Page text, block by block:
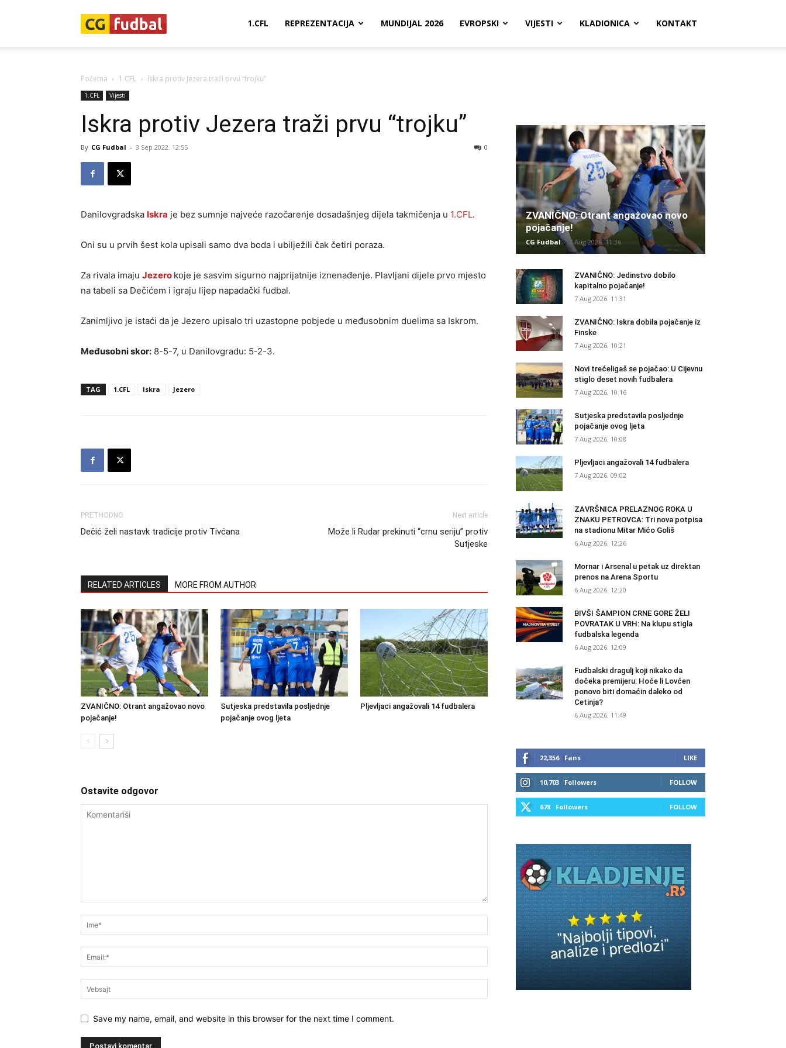
1.CFL REPREZENTACIJA MUNDIJAL 2026 EVROPSKI VIJESTI KLADIONICA KONTAKT
Početna 1.CFL Iskra protiv Jezera traži prvu “trojku”
1.CFL Vijesti
Iskra protiv Jezera traži prvu “trojku”
By CG Fudbal - 3 Sep 2022. 12:55 0
Danilovgradska Iskra je bez sumnje najveće razočarenje dosadašnjeg dijela takmičenja u 1.CFL.
Oni su u prvih šest kola upisali samo dva boda i ubilježili čak četiri poraza.
Za rivala imaju Jezero koje je sasvim sigurno najprijatnije iznenađenje. Plavljani dijele prvo mjesto
na tabeli sa Dečićem i igraju lijep napadački fudbal.
Zanimljivo je istaći da je Jezero upisalo tri uzastopne pobjede u međusobnim duelima sa Iskrom.
Međusobni skor: 8-5-7, u Danilovgradu: 5-2-3.
TAG 1.CFL Iskra Jezero
PRETHODNO
Dečić želi nastavk tradicije protiv Tivćana
Next article
Može li Rudar prekinuti “crnu seriju” protiv
Sutjeske
RELATED ARTICLES MORE FROM AUTHOR
ZVANIČNO: Otrant angažovao novo
pojačanje!
Sutjeska predstavila posljednje
pojačanje ovog ljeta
Pljevljaci angažovali 14 fudbalera
Ostavite odgovor
Save my name, email, and website in this browser for the next time I comment.
ZVANIČNO: Otrant angažovao novo
pojačanje!
CG Fudbal - 7 Aug 2026. 11:36
ZVANIČNO: Jedinstvo dobilo
kapitalno pojačanje!
7 Aug 2026. 11:31
ZVANIČNO: Iskra dobila pojačanje iz
Finske
7 Aug 2026. 10:21
Novi trećeligaš se pojačao: U Cijevnu
stiglo deset novih fudbalera
7 Aug 2026. 10:16
Sutjeska predstavila posljednje
pojačanje ovog ljeta
7 Aug 2026. 10:08
Pljevljaci angažovali 14 fudbalera
7 Aug 2026. 09:02
ZAVRŠNICA PRELAZNOG ROKA U
ZNAKU PETROVCA: Tri nova potpisa
na stadionu Mitar Mićo Goliš
6 Aug 2026. 12:26
Mornar i Arsenal u petak uz direktan
prenos na Arena Sportu
6 Aug 2026. 12:20
BIVŠI ŠAMPION CRNE GORE ŽELI
POVRATAK U VRH: Na klupu stigla
fudbalska legenda
6 Aug 2026. 12:09
Fudbalski dragulj koji nikako da
dočeka premijeru: Hoće li Lovćen
ponovo biti domaćin daleko od
Cetinja?
6 Aug 2026. 11:49
22,356 Fans LIKE
10,703 Followers FOLLOW
678 Followers FOLLOW